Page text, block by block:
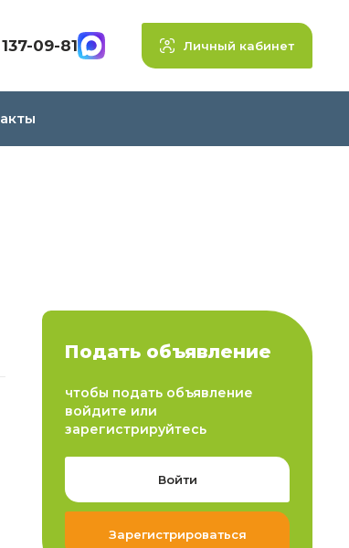
09-81 Личный кабинет
Подать объявление
чтобы подать объявление
войдите или
зарегистрируйтесь
Войти
Зарегистрироваться